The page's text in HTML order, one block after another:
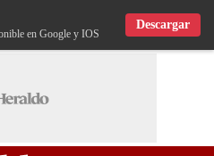
en Google y IOS
Descargar